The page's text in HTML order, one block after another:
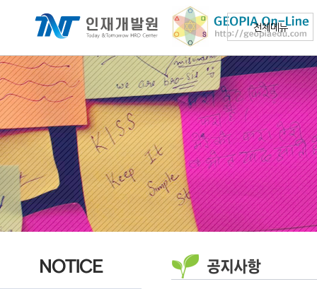
전체메뉴
NOTICE 공지사항